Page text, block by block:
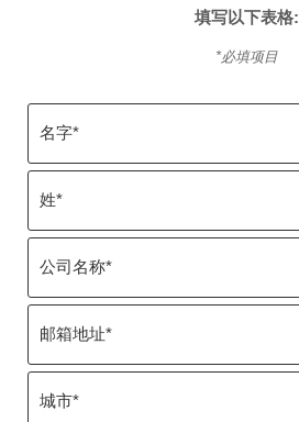
填写以下表格:
*必填项目